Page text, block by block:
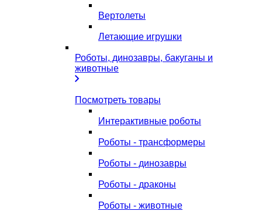
Вертолеты
Летающие игрушки
Роботы, динозавры, бакуганы и
животные
Посмотреть товары
Интерактивные роботы
Роботы - трансформеры
Роботы - динозавры
Роботы - драконы
Роботы - животные